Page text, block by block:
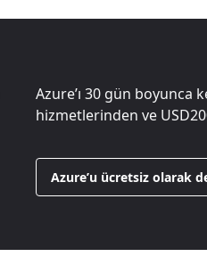
Azure’ı 30 gün
hizmetlerinden ve
Azure’u ücretsiz olarak